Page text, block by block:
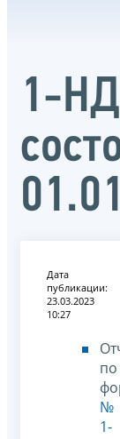
1-
Дата
публикации:
23.03.2023
10:27
по
№
1-